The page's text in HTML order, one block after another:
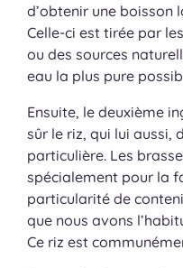
d’obtenir une boisson
Celle-ci est tirée par
ou des sources
eau la plus pure
Ensuite, le deuxième
sûr le riz, qui lui aussi,
particulière. Les
spécialement pour la
particularité de
que nous avons
Ce riz est